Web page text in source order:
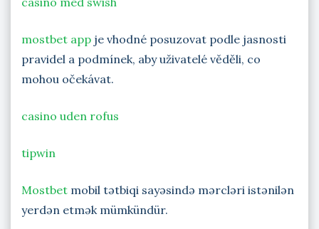
mostbet app je vhodné posuzovat podle jasnosti
pravidel a podmínek, aby uživatelé věděli, co
mohou očekávat.
casino uden rofus
tipwin
Mostbet mobil tətbiqi sayəsində mərcləri istənilən
yerdən etmək mümkündür.